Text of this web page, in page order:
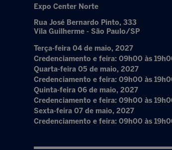
Expo Center Norte
Rua José Bernardo Pinto, 333
Vila Guilherme - São Paulo/SP
Terça-feira 04 de maio, 2027
Credenciamento e feira: 09h00 às
Quarta-feira 05 de maio, 2027
Credenciamento e feira: 09h00 às
Quinta-feira 06 de maio, 2027
Credenciamento e feira: 09h00 às
Sexta-feira 07 de maio, 2027
Credenciamento e feira: 09h00 às